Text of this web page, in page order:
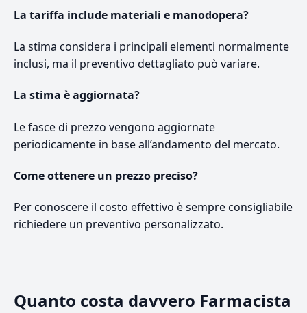
La tariffa include materiali e manodopera?
La stima considera i principali elementi normalmente
inclusi, ma il preventivo dettagliato può variare.
La stima è aggiornata?
Le fasce di prezzo vengono aggiornate
periodicamente in base all’andamento del mercato.
Come ottenere un prezzo preciso?
Per conoscere il costo effettivo è sempre consigliabile
richiedere un preventivo personalizzato.
Quanto costa davvero Farmacista